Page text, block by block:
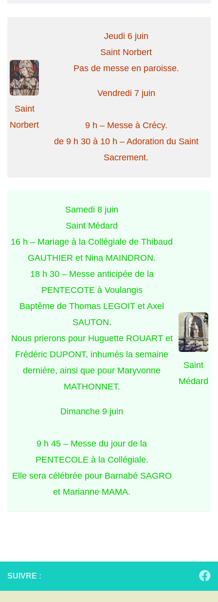
Saint
Norbert
Jeudi 6 juin
Saint Norbert
Pas de messe en paroisse.
Vendredi 7 juin
9 h – Messe à Crécy.
de 9 h 30 à 10 h – Adoration du Saint
Sacrement.
Samedi 8 juin
Saint Médard
16 h – Mariage à la Collégiale de Thibaud
GAUTHIER et Nina MAINDRON.
18 h 30 – Messe anticipée de la
PENTECOTE à Voulangis
Baptême de Thomas LEGOIT et Axel
SAUTON.
Nous prierons pour Huguette ROUART et
Frédéric DUPONT, inhumés la semaine
dernière, ainsi que pour Maryvonne
MATHONNET.
Dimanche 9 juin
9 h 45 – Messe du jour de la
PENTECOLE à la Collégiale.
Elle sera célébrée pour Barnabé SAGRO
et Marianne MAMA.
Saint
Médard
SUIVRE :